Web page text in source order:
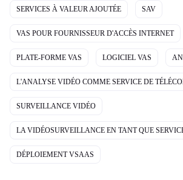
SERVICES À VALEUR AJOUTÉE SAV
VAS POUR FOURNISSEUR D'ACCÈS INTERNET
PLATE-FORME VAS LOGICIEL VAS
L'ANALYSE VIDÉO COMME SERVICE DE
SURVEILLANCE VIDÉO
LA VIDÉOSURVEILLANCE EN TANT QUE
DÉPLOIEMENT VSAAS